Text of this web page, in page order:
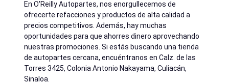
En O'Reilly Autopartes, nos enorgullecemos de
ofrecerte refacciones y productos de alta calidad a
precios competitivos. Además, hay muchas
oportunidades para que ahorres dinero aprovechando
nuestras promociones. Si estás buscando una tienda
de autopartes cercana, encuéntranos en Calz. de las
Torres 3425, Colonia Antonio Nakayama, Culiacán,
Sinaloa.